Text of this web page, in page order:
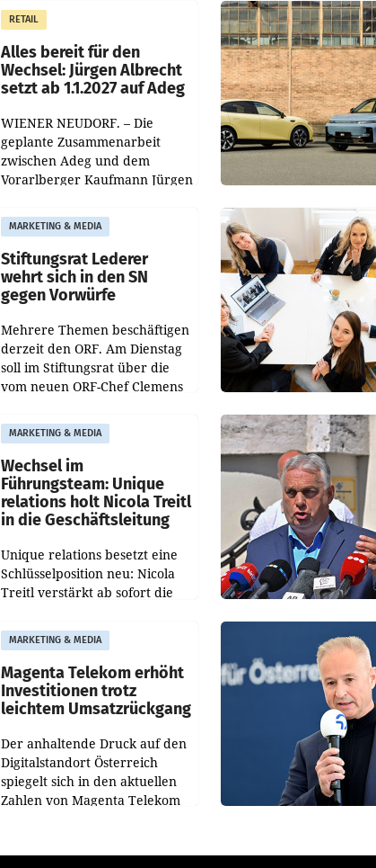
Müller die Initiative „Kreislauf-
Helden“ in allen
österreichischen Müller-Filialen
RETAIL
Alles bereit für den
Wechsel: Jürgen Albrecht
setzt ab 1.1.2027 auf Adeg
WIENER NEUDORF. – Die
geplante Zusammenarbeit
zwischen Adeg und dem
Vorarlberger Kaufmann Jürgen
freigegeben: Die
Bundeswettbewerbsbehörde
und der Bundeskartellanwalt
MARKETING & MEDIA
Stiftungsrat Lederer
wehrt sich in den SN
gegen Vorwürfe
Mehrere Themen beschäftigen
derzeit den ORF. Am Dienstag
soll im Stiftungsrat über die
vom neuen ORF-Chef Clemens
Besetzungen für die
Direktionen abgestimmt
werden.
MARKETING & MEDIA
Wechsel im
Führungsteam: Unique
relations holt Nicola Treitl
in die Geschäftsleitung
Unique relations besetzt eine
Schlüsselposition neu: Nicola
Treitl verstärkt ab sofort die
PR-Agentur an der Seite von
Josef Kalina und Anna Kalina-
Mahr.
MARKETING & MEDIA
Magenta Telekom erhöht
Investitionen trotz
leichtem Umsatzrückgang
Der anhaltende Druck auf den
Digitalstandort Österreich
spiegelt sich in den aktuellen
Zahlen von Magenta Telekom
verzeichnete